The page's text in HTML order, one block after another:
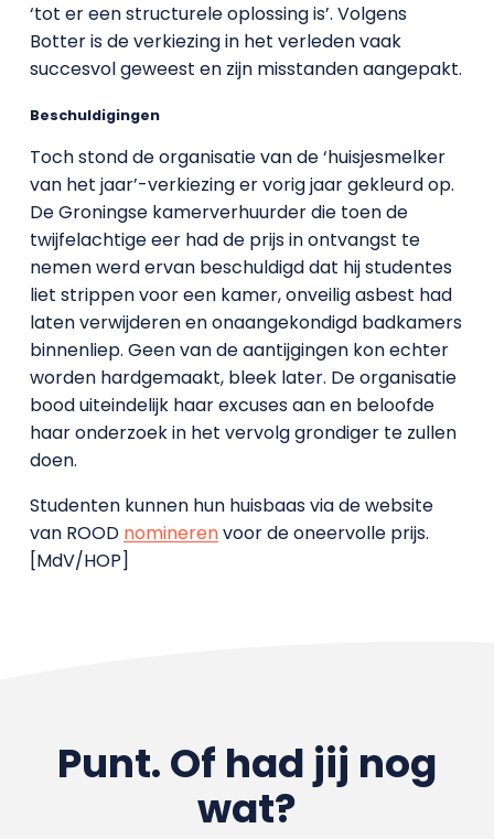
‘tot er een structurele oplossing is’. Volgens
Botter is de verkiezing in het verleden vaak
succesvol geweest en zijn misstanden aangepakt.
Beschuldigingen
Toch stond de organisatie van de ‘huisjesmelker
van het jaar’-verkiezing er vorig jaar gekleurd op.
De Groningse kamerverhuurder die toen de
twijfelachtige eer had de prijs in ontvangst te
nemen werd ervan beschuldigd dat hij studentes
liet strippen voor een kamer, onveilig asbest had
laten verwijderen en onaangekondigd badkamers
binnenliep. Geen van de aantijgingen kon echter
worden hardgemaakt, bleek later. De organisatie
bood uiteindelijk haar excuses aan en beloofde
haar onderzoek in het vervolg grondiger te zullen
doen.
Studenten kunnen hun huisbaas via de website
van ROOD nominerenvoor de oneervolle prijs.
[MdV/HOP]
Punt. Of had jij nog
wat?